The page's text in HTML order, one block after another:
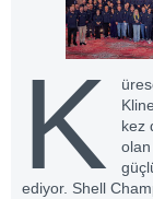
K
kez
olan
ediyor. Shell